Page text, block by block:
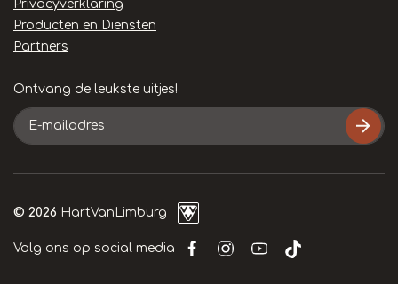
Privacyverklaring
Producten en Diensten
Partners
Ontvang de leukste uitjes!
E-
mailadres
© 2026 HartVanLimburg
Volg ons op social media